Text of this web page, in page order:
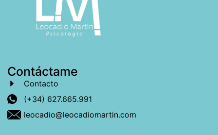
Contáctame
Contacto
(+34) 627.665.991
leocadio@leocadiomartin.com